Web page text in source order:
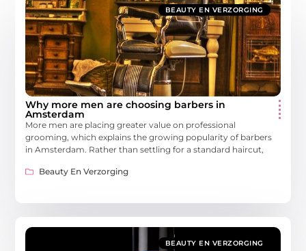
BEAUTY EN VERZORGING
Why more men are choosing barbers in
Amsterdam
More men are placing greater value on professional
grooming, which explains the growing popularity of barbers
in Amsterdam. Rather than settling for a standard haircut,
Beauty En Verzorging
BEAUTY EN VERZORGING